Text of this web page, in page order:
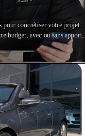
pour concrétiser votre projet
budget, avec ou sans apport,